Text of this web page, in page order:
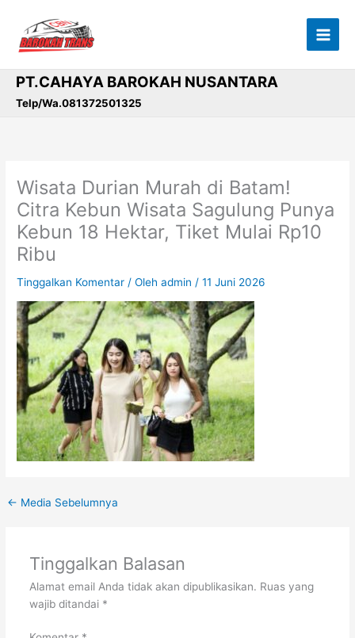
konten
PT.CAHAYA BAROKAH NUSANTARA
Telp/Wa.081372501325
Wisata Durian Murah di Batam!
Citra Kebun Wisata Sagulung Punya
Kebun 18 Hektar, Tiket Mulai Rp10
Ribu
Tinggalkan Komentar / Olehadmin /11 Juni 2026
← Media Sebelumnya
Tinggalkan Balasan
Alamat email Anda tidak akan dipublikasikan. Ruas yang
wajib ditandai *